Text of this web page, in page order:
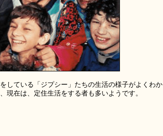
している「ジプシー」たちの生活の様子がよくわか
現在は、定住生活をする者も多いようです。